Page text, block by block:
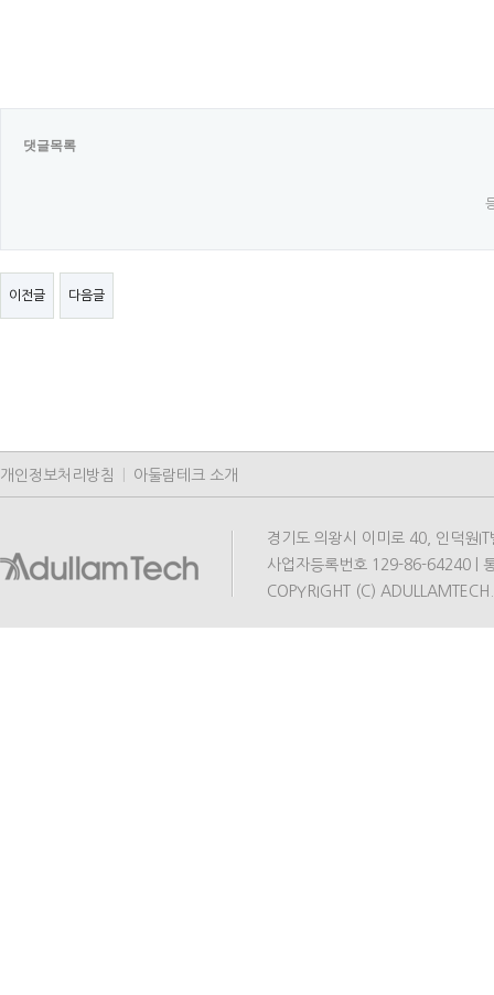
댓글목록
이전글 다음글
개인정보처리방침 아둘람테크 소개
경기도 의왕시 이미로 40, 인덕원
사업자등록번호 129-86-64240 |
COPYRIGHT (C)